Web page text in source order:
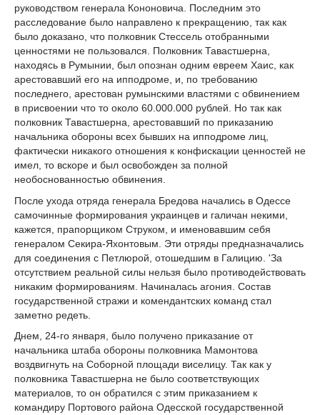
руководством генерала Кононовича. Последним это
расследование было направлено к прекращению, так как
было доказано, что полковник Стессель отобранными
ценностями не пользовался. Полковник Тавастшерна,
находясь в Румынии, был опознан одним евреем Хаис, как
арестовавший его на ипподроме, и, по требованию
последнего, арестован румынскими властями с обвинением
в присвоении что то около 60.000.000 рублей. Но так как
полковник Тавастшерна, арестовавший по приказанию
начальника обороны всех бывших на ипподроме лиц,
фактически никакого отношения к конфискации ценностей не
имел, то вскоре и был освобожден за полной
необоснованностью обвинения.
После ухода отряда генерала Бредова начались в Одессе
самочинные формирования украинцев и галичан некими,
кажется, прапорщиком Струком, и именовавшим себя
генералом Секира-Яхонтовым. Эти отряды предназначались
для соединения с Петлюрой, отошедшим в Галицию. 'За
отсутствием реальной силы нельзя было противодействовать
никаким формированиям. Начиналась агония. Состав
государственной стражи и комендантских команд стал
заметно редеть.
Днем, 24-го января, было получено приказание от
начальника штаба обороны полковника Мамонтова
воздвигнуть на Соборной площади виселицу. Так как у
полковника Тавастшерна не было соответствующих
материалов, то он обратился с этим приказанием к
командиру Портового района Одесской государственной